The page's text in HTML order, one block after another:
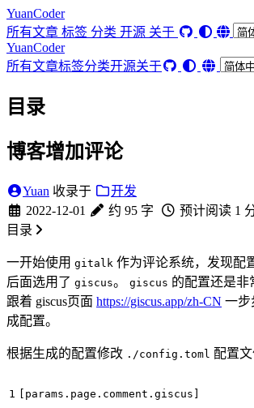
YuanCoder
所有文章 标签 分类 开源 关于
YuanCoder
所有文章标签分类开源关于
目录
博客增加评论
Yuan 收录于
开发
2022-12-01
约 95 字
预计阅读 1
目录
一开始使用 gitalk 作为评论系统，发现配
后面选用了 giscus。 giscus 的配置还是非
跟着 giscus页面 https://giscus.app/zh-CN 一步
成配置。
根据生成的配置修改 ./config.toml 配置
[ params . page . comment . giscus ]